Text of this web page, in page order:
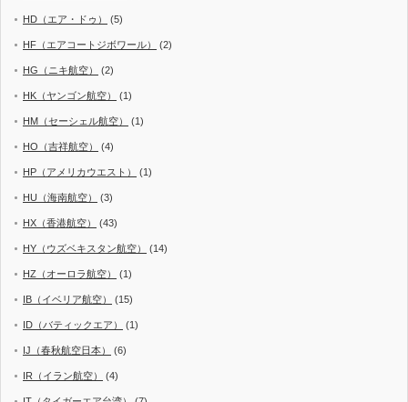
HD（エア・ドゥ） (5)
HF（エアコートジボワール） (2)
HG（ニキ航空） (2)
HK（ヤンゴン航空） (1)
HM（セーシェル航空） (1)
HO（吉祥航空） (4)
HP（アメリカウエスト） (1)
HU（海南航空） (3)
HX（香港航空） (43)
HY（ウズベキスタン航空） (14)
HZ（オーロラ航空） (1)
IB（イベリア航空） (15)
ID（バティックエア） (1)
IJ（春秋航空日本） (6)
IR（イラン航空） (4)